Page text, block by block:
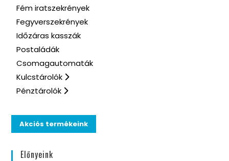
Fém iratszekrények
Fegyverszekrények
Időzáras kasszák
Postaládák
Csomagautomaták
Kulcstárolók
Pénztárolók
Akciós termékeink
Előnyeink